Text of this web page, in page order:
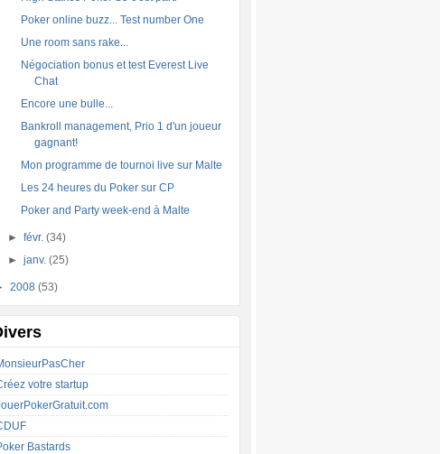
Poker online buzz... Test number One
Une room sans rake...
Négociation bonus et test Everest Live
Chat
Encore une bulle...
Bankroll management, Prio 1 d'un joueur
gagnant!
Mon programme de tournoi live sur Malte
Les 24 heures du Poker sur CP
Poker and Party week-end à Malte
► févr. (34)
► janv. (25)
2008 (53)
votre startup
Bastards